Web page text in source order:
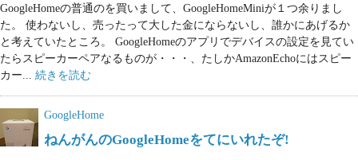
GoogleHomeの普通のを買いまして、GoogleHomeMiniが１つ余りまし
た。 使わないし、売ったって大した金にならないし、誰かにあげるか
と考えていたところ。 GoogleHomeのアプリでデバイスの設定を見てい
たらスピーカーペアなるものが・・・、たしかAmazonEchoにはスピー
カー... 続きを読む
GoogleHome
ねんがんのGoogleHomeをてにいれたぞ!